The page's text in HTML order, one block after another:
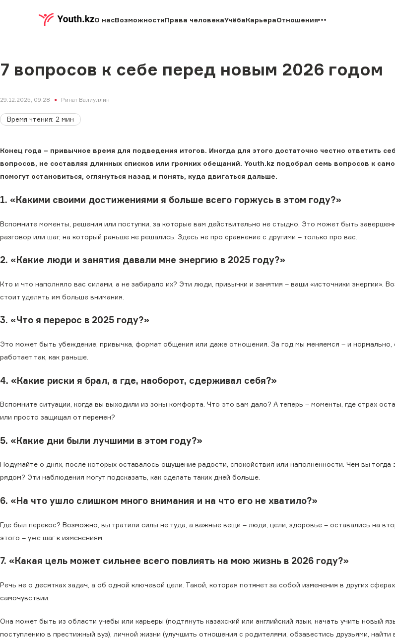
О насВозможностиПрава человекаУчёбаКарьераОтношения
7 вопросов к себе перед новым 2026 годом
29.12.2025, 09:28 Ринат Валиуллин
Время чтения: 2 мин
Конец года – привычное время для подведения итогов. Иногда для этого достаточно честно ответить
вопросов, не составляя длинных списков или громких обещаний. Youth.kz подобрал семь вопросов к
помогут остановиться, оглянуться назад и понять, куда двигаться дальше.
1. «Какими своими достижениями я больше всего горжусь в этом году?»
Вспомните моменты, решения или поступки, за которые вам действительно не стыдно. Это может быть
разговор или шаг, на который раньше не решались. Здесь не про сравнение с другими – только про вас.
2. «Какие люди и занятия давали мне энергию в 2025 году?»
Кто и что наполняло вас силами, а не забирало их? Эти люди, привычки и занятия – ваши «источники энергии».
стоит уделять им больше внимания.
3. «Что я перерос в 2025 году?»
Это может быть убеждение, привычка, формат общения или даже отношения. За год мы меняемся – и
работает так, как раньше.
4. «Какие риски я брал, а где, наоборот, сдерживал себя?»
Вспомните ситуации, когда вы выходили из зоны комфорта. Что это вам дало? А теперь – моменты, где страх
или просто защищал от перемен?
5. «Какие дни были лучшими в этом году?»
Подумайте о днях, после которых оставалось ощущение радости, спокойствия или наполненности. Чем вы тогда
рядом? Эти наблюдения могут подсказать, как сделать таких дней больше.
6. «На что ушло слишком много внимания и на что его не хватило?»
Где был перекос? Возможно, вы тратили силы не туда, а важные вещи – люди, цели, здоровье – оставались на
этого – уже шаг к изменениям.
7. «Какая цель может сильнее всего повлиять на мою жизнь в 2026 году?»
Речь не о десятках задач, а об одной ключевой цели. Такой, которая потянет за собой изменения в других
самочувствии.
Она может быть из области учебы или карьеры (подтянуть казахский или английский язык, начать учить новый
поступлению в престижный вуз), личной жизни (улучшить отношения с родителями, обзавестись друзьями, найти